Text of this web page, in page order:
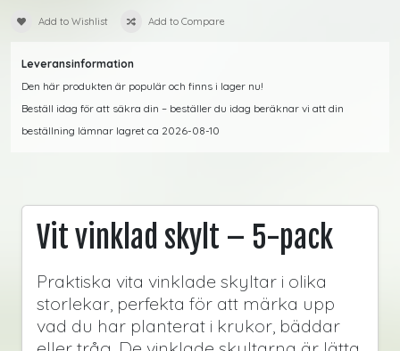
Add to Wishlist Add to Compare
Leveransinformation
Den här produkten är populär och finns i lager nu!
Beställ idag för att säkra din – beställer du idag beräknar vi att din
beställning lämnar lagret ca 2026-08-10
Vit vinklad skylt – 5-pack
Praktiska vita vinklade skyltar i olika
storlekar, perfekta för att märka upp
vad du har planterat i krukor, bäddar